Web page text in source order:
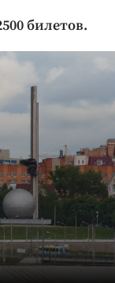
билетов.